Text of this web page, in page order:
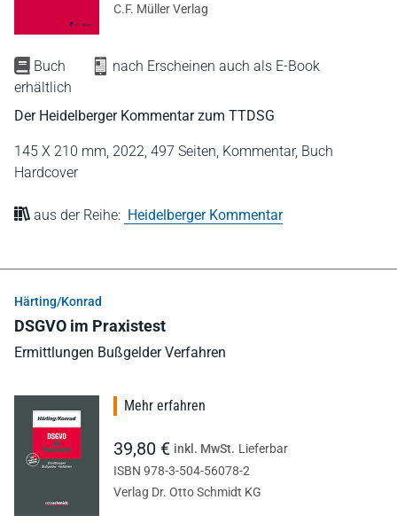
Buch
nach Erscheinen auch als E-Book
erhältlich
Der Heidelberger Kommentar zum TTDSG
145 X 210 mm, 2022, 497 Seiten, Kommentar, Buch
Hardcover
aus der Reihe: Heidelberger Kommentar
C.F. Müller Verlag
Härting/Konrad
DSGVO im Praxistest
Ermittlungen Bußgelder Verfahren
Mehr erfahren
39,80 € inkl. MwSt. Lieferbar
ISBN 978-3-504-56078-2
Verlag Dr. Otto Schmidt KG